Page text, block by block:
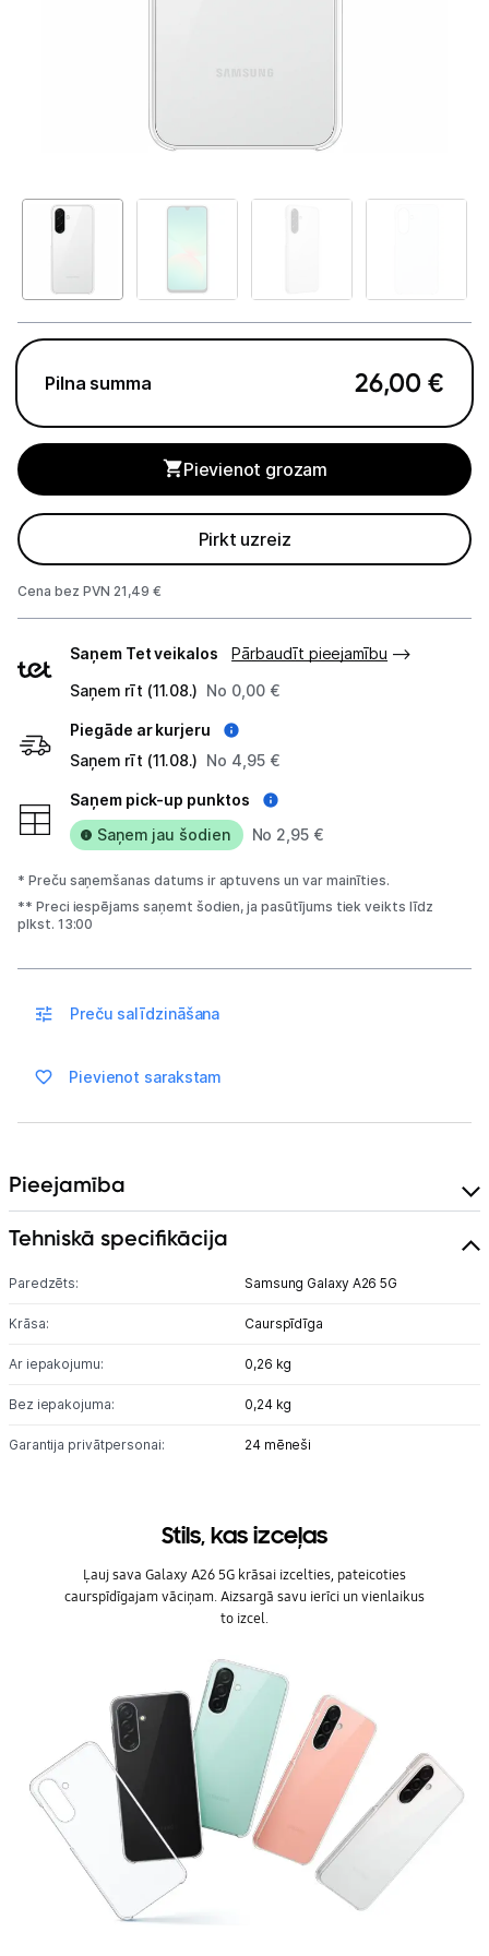
Telefona vāciņi un maciņi
Aizsargstikli
Akumulatori (Power bank)
Lādētāji, kabeļi un adapteri
Brīvroku austiņas
Planšetdatori un aksesuāri
Stacionārie un bezvadu telefoni
Sadzīves tehnika
Skaistumkopšana
Sports un atpūta
Ražotāju atjaunota tehnika
Tehnikas izvešana
Uzņēmumiem
Tet pakalpojumi
Informācija
Pilna summa 26,00 €
Pievienot grozam
Pirkt uzreiz
Cena bez PVN 21,49 €
veidi
Saņem Tet veikalos
Pārbaudīt pieejamību
Saņem rīt (11.08.) No 0,00 €
Piegāde ar kurjeru
Saņem rīt (11.08.) No 4,95 €
Saņem pick-up punktos
Saņem jau šodien
No 2,95 €
* Preču saņemšanas datums ir aptuvens un var mainīties.
** Preci iespējams saņemt šodien, ja pasūtījums tiek veikts līdz
plkst. 13:00
Preču salīdzināšana
Pievienot sarakstam
Pieejamība
Tehniskā specifikācija
Paredzēts: Samsung Galaxy A26 5G
Krāsa: Caurspīdīga
Ar iepakojumu: 0,26 kg
Bez iepakojuma: 0,24 kg
Garantija privātpersonai: 24 mēneši
Stils, kas izceļas
Ļauj sava Galaxy A26 5G krāsai izcelties, pateicoties
caurspīdīgajam vāciņam. Aizsargā savu ierīci un vienlaikus
to izcel.